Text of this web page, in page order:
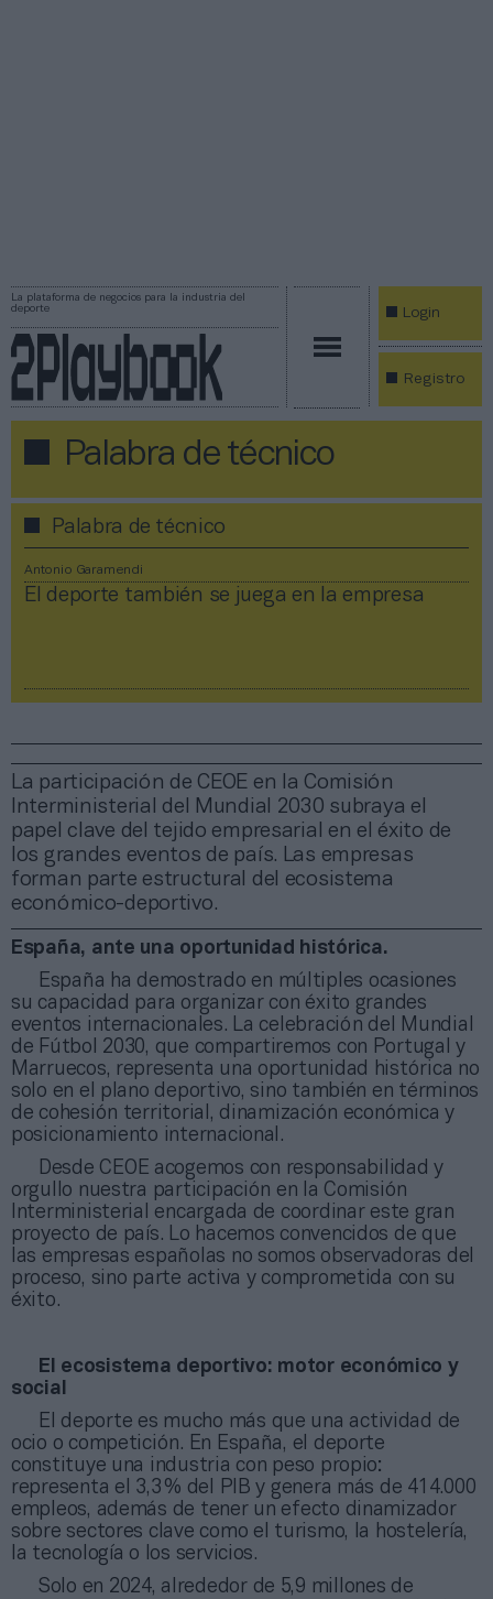
La plataforma de negocios para la industria del
deporte
Login
Registro
Palabra de técnico
Palabra de técnico
Antonio Garamendi
El deporte también se juega en la empresa
La participación de CEOE en la Comisión
Interministerial del Mundial 2030 subraya el
papel clave del tejido empresarial en el éxito de
los grandes eventos de país. Las empresas
forman parte estructural del ecosistema
económico-deportivo.
España, ante una oportunidad histórica.
España ha demostrado en múltiples ocasiones
su capacidad para organizar con éxito grandes
eventos internacionales. La celebración del Mundial
de Fútbol 2030, que compartiremos con Portugal y
Marruecos, representa una oportunidad histórica no
solo en el plano deportivo, sino también en términos
de cohesión territorial, dinamización económica y
posicionamiento internacional.
Desde CEOE acogemos con responsabilidad y
orgullo nuestra participación en la Comisión
Interministerial encargada de coordinar este gran
proyecto de país. Lo hacemos convencidos de que
las empresas españolas no somos observadoras del
proceso, sino parte activa y comprometida con su
éxito.
El ecosistema deportivo: motor económico y
social
El deporte es mucho más que una actividad de
ocio o competición. En España, el deporte
constituye una industria con peso propio:
representa el 3,3 % del PIB y genera más de 414.000
empleos, además de tener un efecto dinamizador
sobre sectores clave como el turismo, la hostelería,
la tecnología o los servicios.
Solo en 2024, alrededor de 5,9 millones de